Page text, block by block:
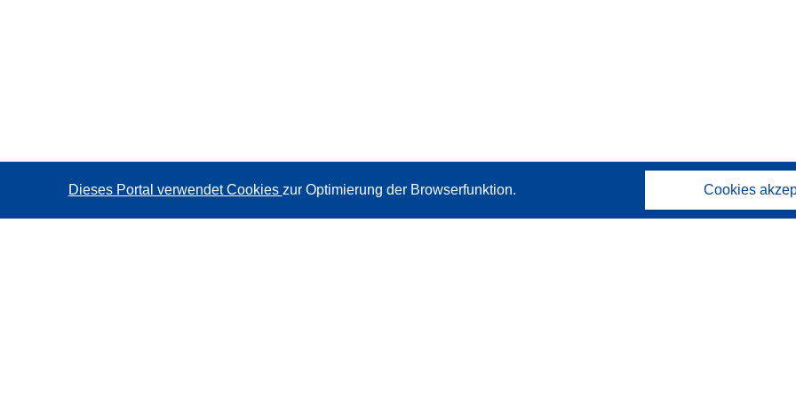
Dieses Portal verwendet Cookies zur Optimierung der Browserfunktion. Cookies